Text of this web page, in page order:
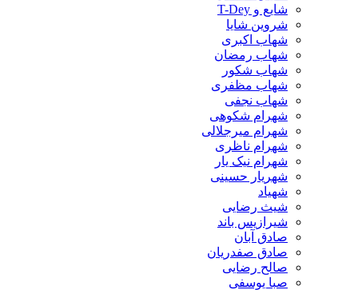
شایع و T-Dey
شروین شایا
شهاب اکبری
شهاب رمضان
شهاب شکور
شهاب مظفری
شهاب نجفی
شهرام شکوهی
شهرام میرجلالی
شهرام ناظری
شهرام نیک یار
شهریار حسینی
شیث رضایی
شیرازیس باند
صادق آبان
صادق صفدریان
صالح رضایی
صبا یوسفی